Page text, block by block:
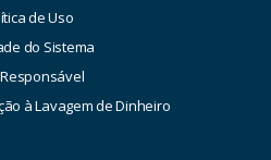
de Uso
do Sistema
Responsável
à Lavagem de Dinheiro